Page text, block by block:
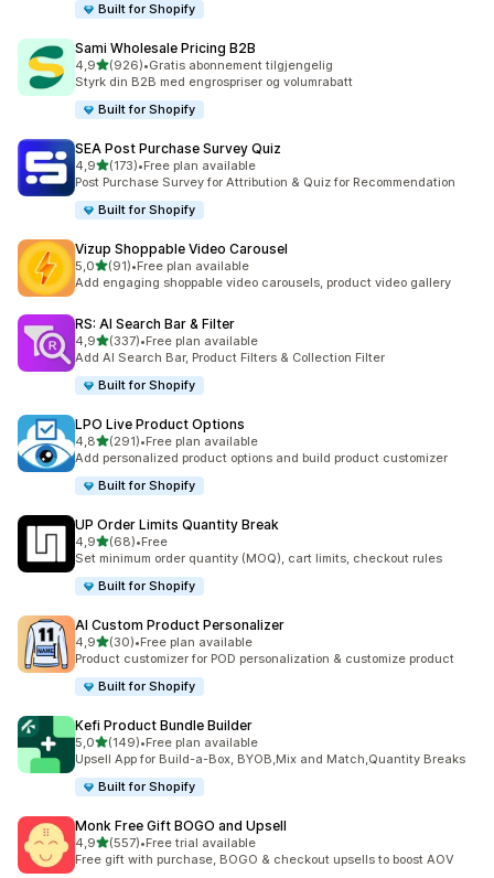
Built for Shopify
Sami Wholesale Pricing B2B
4,9av 5 stjerner
(926)
Totalt 926 omtaler
•Gratis abonnement tilgjengelig
Styrk din B2B med engrospriser og volumrabatt
Built for Shopify
SEA Post Purchase Survey Quiz
4,9av 5 stjerner
(173)
Totalt 173 omtaler
•Free plan available
Post Purchase Survey for Attribution & Quiz for Recommendation
Built for Shopify
Vizup Shoppable Video Carousel
5,0av 5 stjerner
(91)
Totalt 91 omtaler
•Free plan available
Add engaging shoppable video carousels, product video gallery
RS: AI Search Bar & Filter
4,9av 5 stjerner
(337)
Totalt 337 omtaler
•Free plan available
Add AI Search Bar, Product Filters & Collection Filter
Built for Shopify
LPO Live Product Options
4,8av 5 stjerner
(291)
Totalt 291 omtaler
•Free plan available
Add personalized product options and build product customizer
Built for Shopify
UP Order Limits Quantity Break
4,9av 5 stjerner
(68)
Totalt 68 omtaler
•Free
Set minimum order quantity (MOQ), cart limits, checkout rules
Built for Shopify
AI Custom Product Personalizer
4,9av 5 stjerner
(30)
Totalt 30 omtaler
•Free plan available
Product customizer for POD personalization & customize product
Built for Shopify
Kefi Product Bundle Builder
5,0av 5 stjerner
(149)
Totalt 149 omtaler
•Free plan available
Upsell App for Build-a-Box, BYOB,Mix and Match,Quantity Breaks
Built for Shopify
Monk Free Gift BOGO and Upsell
4,9av 5 stjerner
(557)
Totalt 557 omtaler
•Free trial available
Free gift with purchase, BOGO & checkout upsells to boost AOV